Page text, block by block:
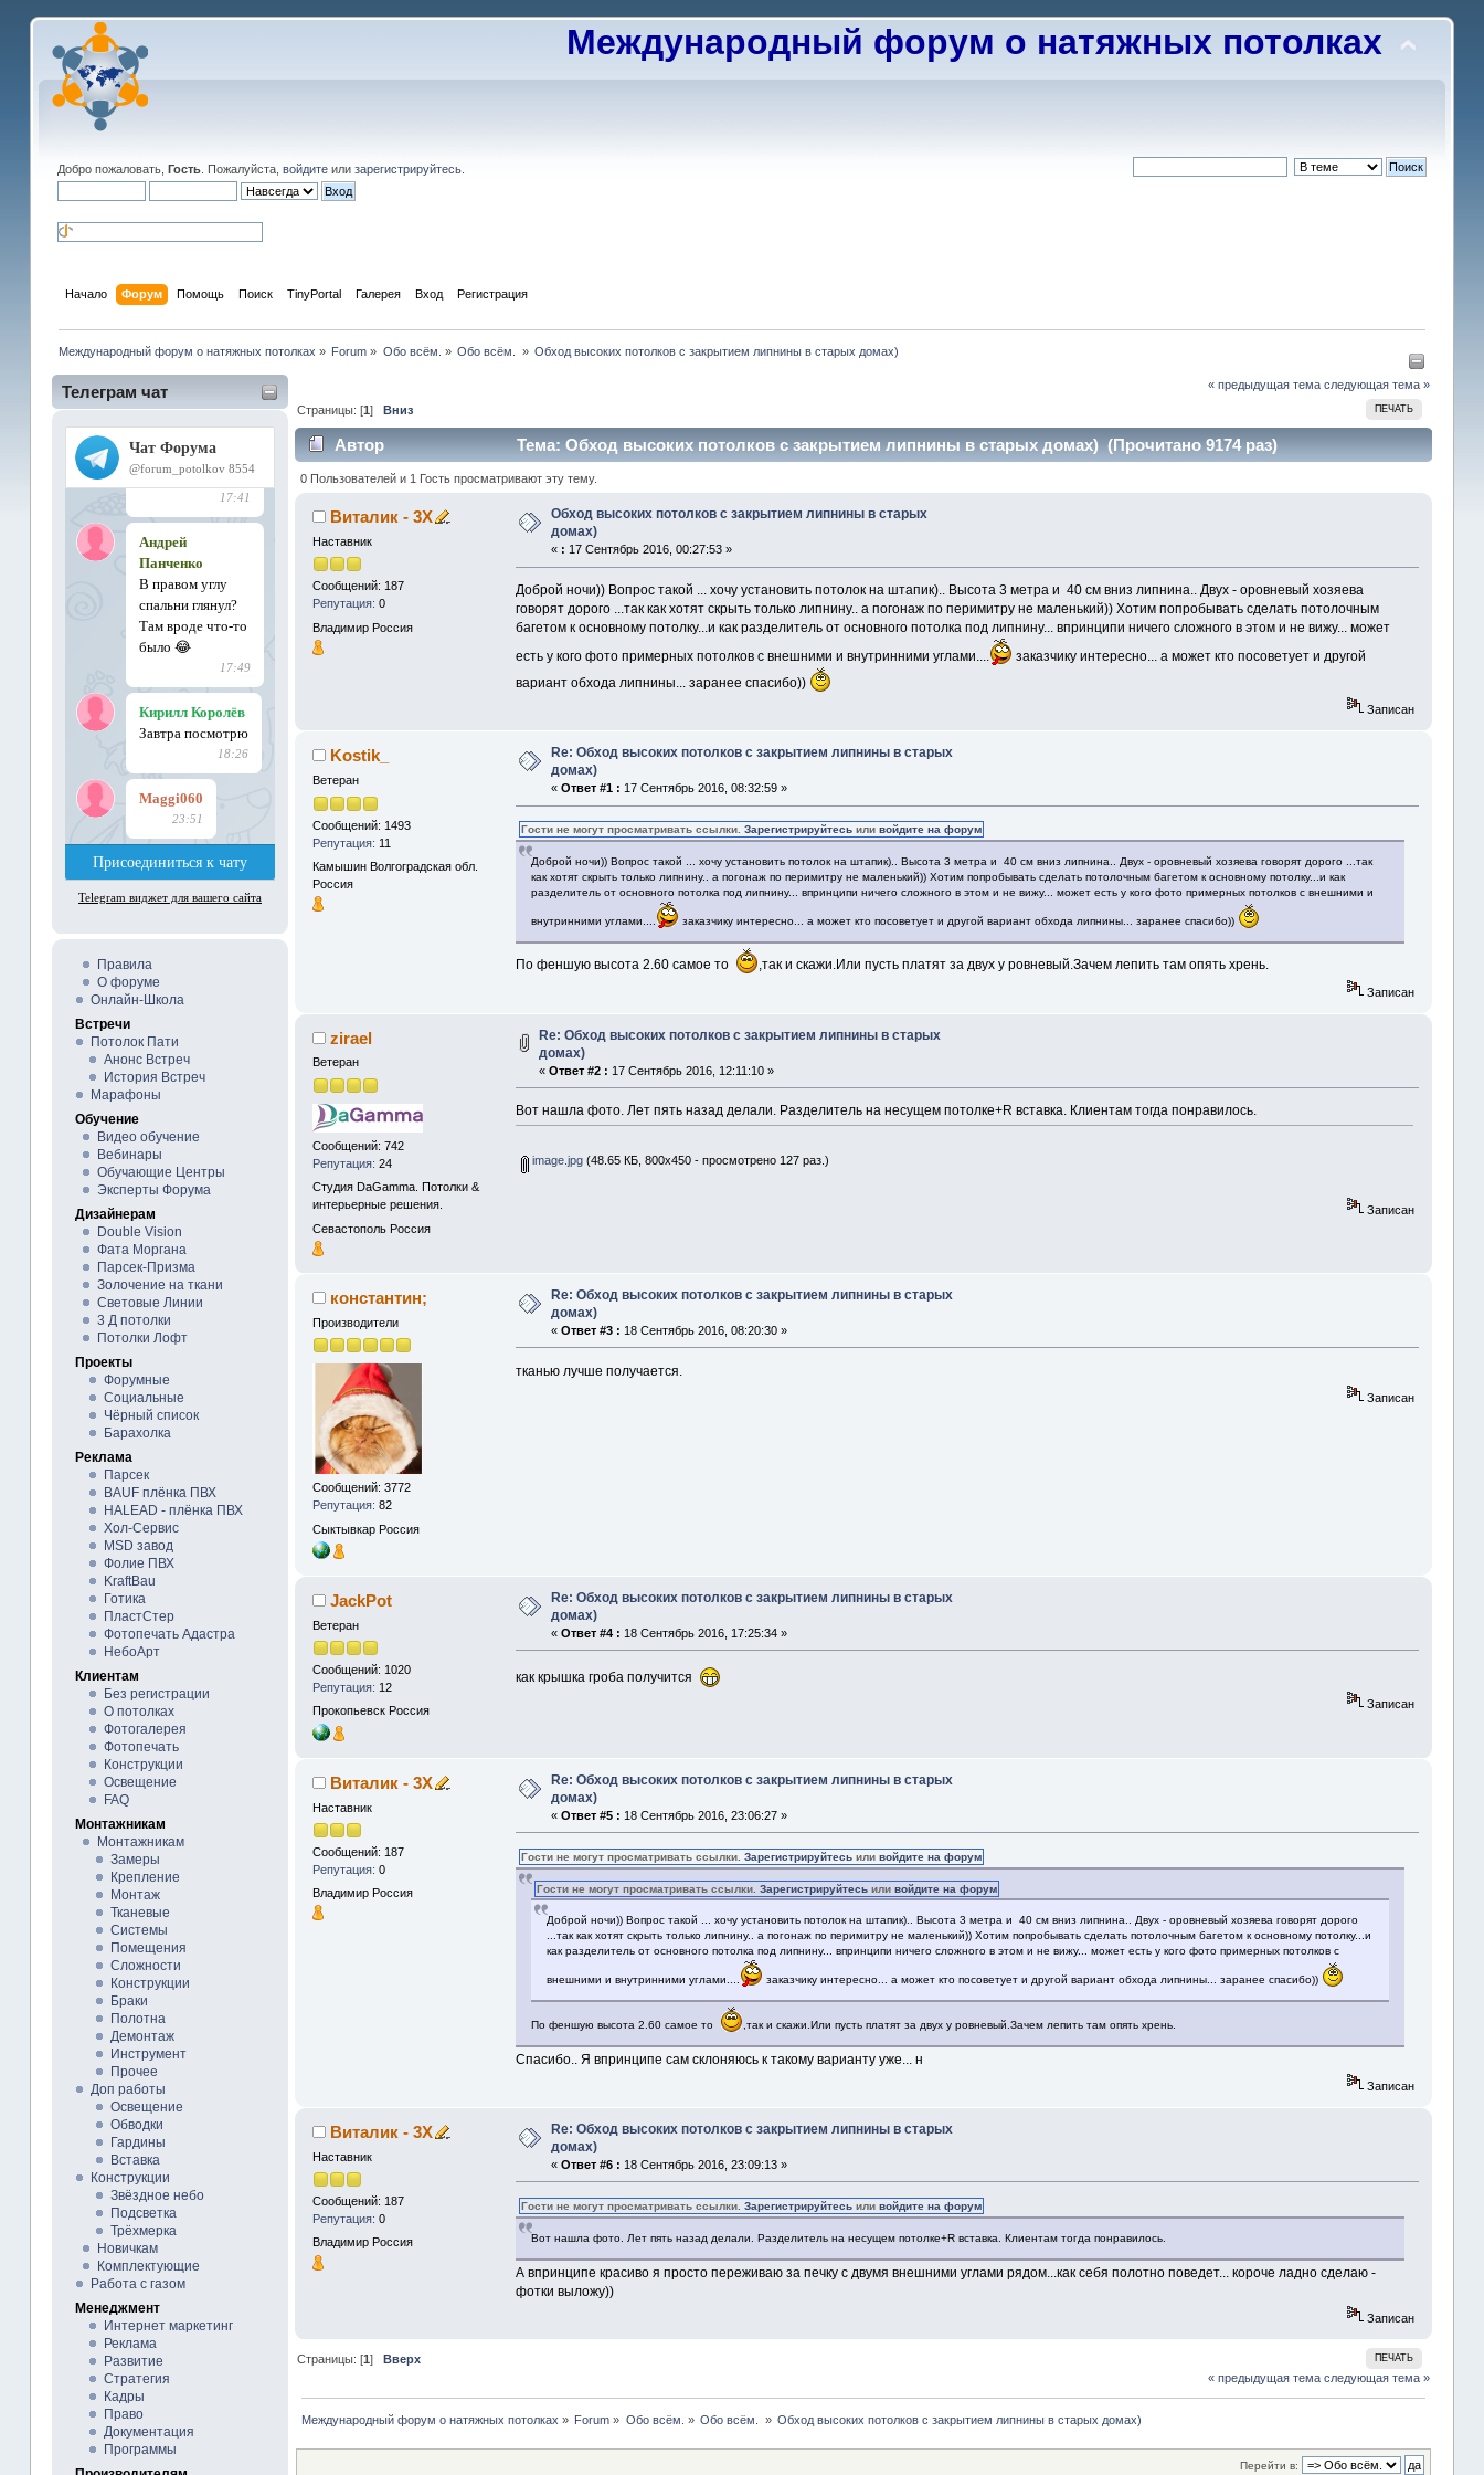
Международный форум о натяжных потолках
Добро пожаловать, Гость. Пожалуйста, войдитеили зарегистрируйтесь.
Начало Форум Помощь Поиск TinyPortal Галерея Вход Регистрация
Международный форум о натяжных потолках » Forum » Обо всём. » Обо всём. » Обход высоких потолков с закрытием липнины в старых домах)
Телеграм чат
Правила
О форуме
Онлайн-Школа
Встречи
Потолок Пати
Анонс Встреч
История Встреч
Марафоны
Обучение
Видео обучение
Вебинары
Обучающие Центры
Эксперты Форума
Дизайнерам
Double Vision
Фата Моргана
Парсек-Призма
Золочение на ткани
Световые Линии
3 Д потолки
Потолки Лофт
Проекты
Форумные
Социальные
Чёрный список
Барахолка
Реклама
Парсек
BAUF плёнка ПВХ
HALEAD - плёнка ПВХ
Хол-Сервис
MSD завод
Фолие ПВХ
KraftBau
Готика
ПластСтер
Фотопечать Адастра
НебоАрт
Клиентам
Без регистрации
О потолках
Фотогалерея
Фотопечать
Конструкции
Освещение
FAQ
Монтажникам
Монтажникам
Замеры
Крепление
Монтаж
Тканевые
Системы
Помещения
Сложности
Конструкции
Браки
Полотна
Демонтаж
Инструмент
Прочее
Доп работы
Освещение
Обводки
Гардины
Вставка
Конструкции
Звёздное небо
Подсветка
Трёхмерка
Новичкам
Комплектующие
Работа с газом
Менеджмент
Интернет маркетинг
Реклама
Развитие
Стратегия
Кадры
Право
Документация
Программы
« предыдущая тема следующая тема »
ПЕЧАТЬ
Страницы: [1]Вниз
Автор Тема: Обход высоких потолков с закрытием липнины в старых домах) (Прочитано 9174 раз)
0 Пользователей и 1 Гость просматривают эту тему.
Виталик - 3X
Наставник
Сообщений: 187
Репутация: 0
Владимир Россия
Обход высоких потолков с закрытием липнины в старых
домах)
« : 17 Сентябрь 2016, 00:27:53 »
Доброй ночи)) Вопрос такой ... хочу установить потолок на штапик).. Высота 3 метра и 40 см вниз липнина.. Двух - оровневый хозяева
говорят дорого ...так как хотят скрыть только липнину.. а погонаж по перимитру не маленький)) Хотим попробывать сделать потолочным
багетом к основному потолку...и как разделитель от основного потолка под липнину... впринципи ничего сложного в этом и не вижу... может
есть у кого фото примерных потолков с внешними и внутринними углами....
заказчику интересно... а может кто посоветует и другой
вариант обхода липнины... заранее спасибо))
Записан
Kostik_
Ветеран
Сообщений: 1493
Репутация: 11
Камышин Волгоградская обл.
Россия
Re: Обход высоких потолков с закрытием липнины в старых
домах)
« Ответ #1 : 17 Сентябрь 2016, 08:32:59 »
Гости не могут просматривать ссылки. Зарегистрируйтесьили войдите на форум
Доброй ночи)) Вопрос такой ... хочу установить потолок на штапик).. Высота 3 метра и 40 см вниз липнина.. Двух - оровневый хозяева говорят дорого ...так
как хотят скрыть только липнину.. а погонаж по перимитру не маленький)) Хотим попробывать сделать потолочным багетом к основному потолку...и как
разделитель от основного потолка под липнину... впринципи ничего сложного в этом и не вижу... может есть у кого фото примерных потолков с внешними и
внутринними углами.... заказчику интересно... а может кто посоветует и другой вариант обхода липнины... заранее спасибо))
По феншую высота 2.60 самое то ,так и скажи.Или пусть платят за двух у ровневый.Зачем лепить там опять хрень.
Записан
zirael
Ветеран
Сообщений: 742
Репутация: 24
Студия DaGamma. Потолки &
интерьерные решения.
Севастополь Россия
Re: Обход высоких потолков с закрытием липнины в старых
домах)
« Ответ #2 : 17 Сентябрь 2016, 12:11:10 »
Вот нашла фото. Лет пять назад делали. Разделитель на несущем потолке+R вставка. Клиентам тогда понравилось.
image.jpg(48.65 КБ, 800x450 - просмотрено 127 раз.)
Записан
константин;
Производители
Сообщений: 3772
Репутация: 82
Сыктывкар Россия
Re: Обход высоких потолков с закрытием липнины в старых
домах)
« Ответ #3 : 18 Сентябрь 2016, 08:20:30 »
тканью лучше получается.
Записан
JackPot
Ветеран
Сообщений: 1020
Репутация: 12
Прокопьевск Россия
Re: Обход высоких потолков с закрытием липнины в старых
домах)
« Ответ #4 : 18 Сентябрь 2016, 17:25:34 »
как крышка гроба получится
Записан
Виталик - 3X
Наставник
Сообщений: 187
Репутация: 0
Владимир Россия
Re: Обход высоких потолков с закрытием липнины в старых
домах)
« Ответ #5 : 18 Сентябрь 2016, 23:06:27 »
Гости не могут просматривать ссылки. Зарегистрируйтесьили войдите на форум
Гости не могут просматривать ссылки. Зарегистрируйтесьили войдите на форум
Доброй ночи)) Вопрос такой ... хочу установить потолок на штапик).. Высота 3 метра и 40 см вниз липнина.. Двух - оровневый хозяева говорят дорого
...так как хотят скрыть только липнину.. а погонаж по перимитру не маленький)) Хотим попробывать сделать потолочным багетом к основному потолку...и
как разделитель от основного потолка под липнину... впринципи ничего сложного в этом и не вижу... может есть у кого фото примерных потолков с
внешними и внутринними углами.... заказчику интересно... а может кто посоветует и другой вариант обхода липнины... заранее спасибо))
По феншую высота 2.60 самое то ,так и скажи.Или пусть платят за двух у ровневый.Зачем лепить там опять хрень.
Спасибо.. Я впринципе сам склоняюсь к такому варианту уже... н
Записан
Виталик - 3X
Наставник
Сообщений: 187
Репутация: 0
Владимир Россия
Re: Обход высоких потолков с закрытием липнины в старых
домах)
« Ответ #6 : 18 Сентябрь 2016, 23:09:13 »
Гости не могут просматривать ссылки. Зарегистрируйтесьили войдите на форум
Вот нашла фото. Лет пять назад делали. Разделитель на несущем потолке+R вставка. Клиентам тогда понравилось.
А впринципе красиво я просто переживаю за печку с двумя внешними углами рядом...как себя полотно поведет... короче ладно сделаю -
фотки выложу))
Записан
ПЕЧАТЬ
Страницы: [1]Вверх
« предыдущая тема следующая тема »
Международный форум о натяжных потолках » Forum » Обо всём. » Обо всём. » Обход высоких потолков с закрытием липнины в старых домах)
Перейти в: